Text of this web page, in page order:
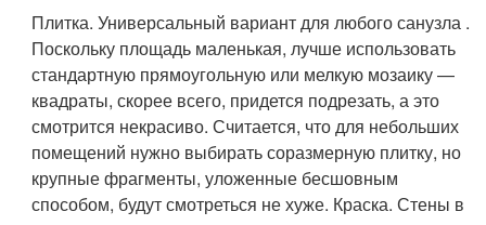
Плитка. Универсальный вариант для любого санузла .
Поскольку площадь маленькая, лучше использовать
стандартную прямоугольную или мелкую мозаику —
квадраты, скорее всего, придется подрезать, а это
смотрится некрасиво. Считается, что для небольших
помещений нужно выбирать соразмерную плитку, но
крупные фрагменты, уложенные бесшовным
способом, будут смотреться не хуже. Краска. Стены в